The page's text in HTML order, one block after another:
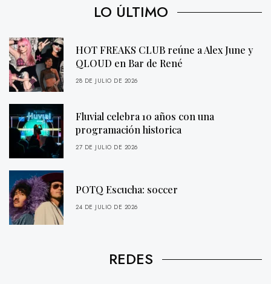
LO ÚLTIMO
HOT FREAKS CLUB reúne a Alex June y
QLOUD en Bar de René
28 DE JULIO DE 2026
Fluvial celebra 10 años con una
programación historica
27 DE JULIO DE 2026
POTQ Escucha: soccer
24 DE JULIO DE 2026
REDES